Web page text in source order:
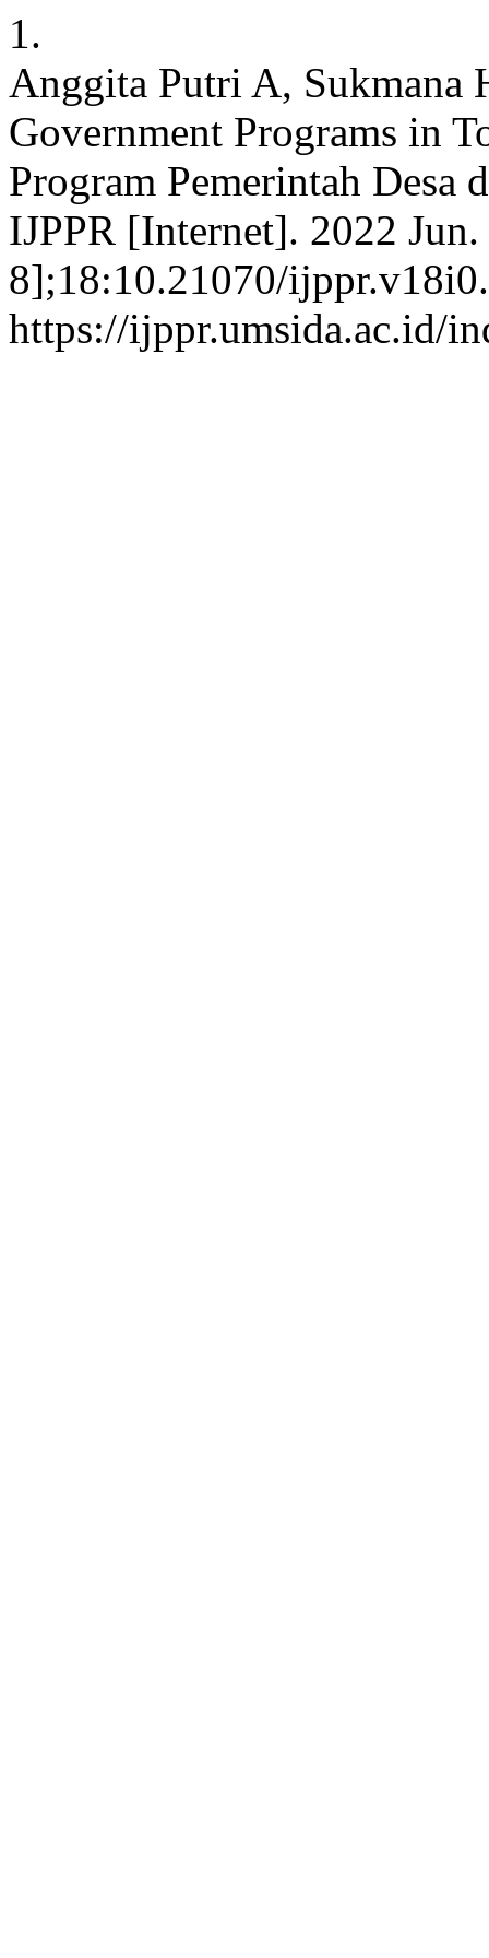
1.
Anggita Putri A, Sukmana
Government Programs in
Program Pemerintah Desa
IJPPR [Internet]. 2022
8];18:10.21070/
https://ijppr.umsida.ac.id/